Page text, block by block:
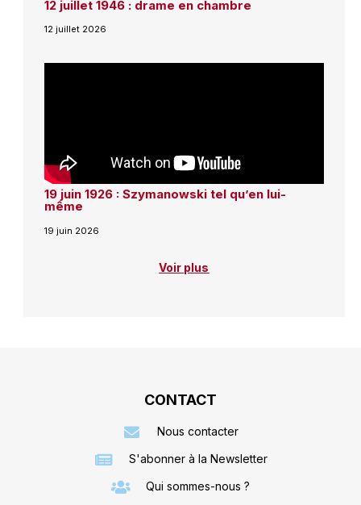
12 juillet 1946 : drame en chambre
12 juillet 2026
19 juin 1926 : Szymanowski tel qu’en lui-
même
19 juin 2026
Voir plus
CONTACT
Nous contacter
S'abonner à la Newsletter
Qui sommes-nous ?